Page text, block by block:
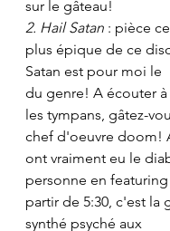
sur le gâteau!
2. Hail Satan : pièce
plus épique de ce
Satan est pour moi le 	nouvel hymne
du genre! A écouter
les tympans, gâtez-
chef d'oeuvre doom!
ont vraiment eu le
personne en
partir de 5:30, c'est la
synthé psyché aux 	sonorités tout